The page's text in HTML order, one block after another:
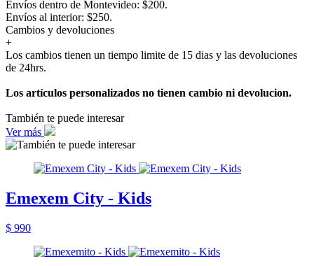
Envíos dentro de Montevideo: $200.
Envíos al interior: $250.
Cambios y devoluciones
+
Los cambios tienen un tiempo limite de 15 dias y las devoluciones
de 24hrs.
Los artículos personalizados no tienen cambio ni devolucion.
También te puede interesar
Ver más
Emexem City - Kids
$ 990